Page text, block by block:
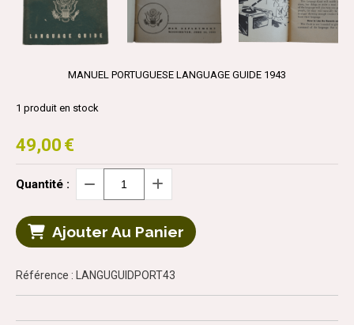
MANUEL PORTUGUESE LANGUAGE GUIDE 1943
49,00 €
1 produit en stock
Quantité :
Ajouter Au Panier
Référence : LANGUGUIDPORT43